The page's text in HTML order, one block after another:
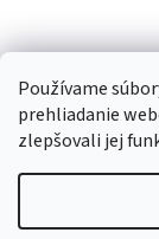
Používame
prehliadanie
zlepšovali jej